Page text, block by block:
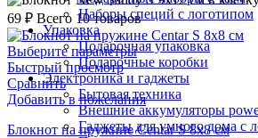
Наборы специй с логотипом
Упаковка
Подарочная упаковка
Подарочные коробки
Электроника и гаджеты
Бытовая техника
Внешние аккумуляторы
Гаджеты для умного дома с
69 ₽ Всего 10 товаров
Выберите параметры
Быстрый просмотр
Сравнить
Добавить в пожелания
Блокнот на пружине Centar S 8х8 см